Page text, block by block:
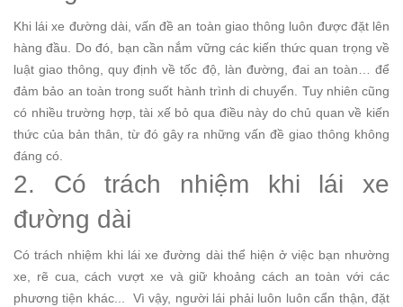
Khi lái xe đường dài, vấn đề an toàn giao thông luôn được đặt lên
hàng đầu. Do đó, bạn cần nắm vững các kiến thức quan trọng về
luật giao thông, quy định về tốc độ, làn đường, đai an toàn… để
đảm bảo an toàn trong suốt hành trình di chuyển. Tuy nhiên cũng
có nhiều trường hợp, tài xế bỏ qua điều này do chủ quan về kiến
thức của bản thân, từ đó gây ra những vấn đề giao thông không
đáng có.
2. Có trách nhiệm khi lái xe
đường dài
Có trách nhiệm khi lái xe đường dài thể hiện ở việc bạn nhường
xe, rẽ cua, cách vượt xe và giữ khoảng cách an toàn với các
phương tiện khác... Vì vậy, người lái phải luôn luôn cẩn thận, đặt